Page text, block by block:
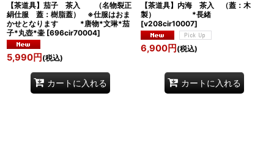
【茶道具】茄子 茶入 （名物裂正
絹仕服 蓋：樹脂蓋） ※仕服はおま
かせとなります *唐物*文琳*茄
子*丸壺*壷 [696cir70004]
5,990円 (税込)
カートに入れる
【茶道具】内海 茶入 （蓋：木
製） *長緒
[v208cir10007]
6,900円 (税込)
カートに入れる